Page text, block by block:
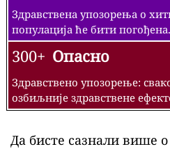
Здравствена упозорења о
популација ће бити погођена.
300+ Опасно
Здравствено упозорење:
озбиљније здравствене
Да бисте сазнали више